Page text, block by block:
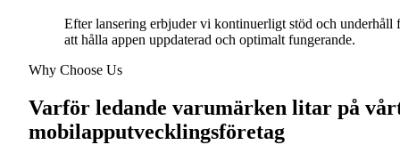
Efter lansering erbjuder vi kontinuerligt stöd och underhåll
att hålla appen uppdaterad och optimalt fungerande.
Why Choose Us
Varför ledande varumärken litar på
mobilapputvecklingsföretag